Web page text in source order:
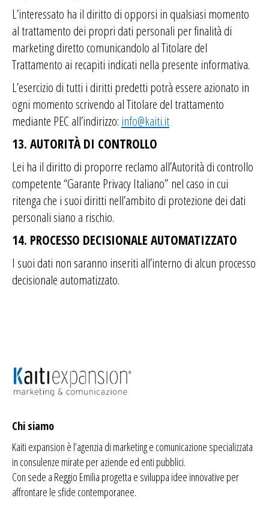
L’interessato ha il diritto di opporsi in qualsiasi momento
al trattamento dei propri dati personali per finalità di
marketing diretto comunicandolo al Titolare del
Trattamento ai recapiti indicati nella presente informativa.
L’esercizio di tutti i diritti predetti potrà essere azionato in
ogni momento scrivendo al Titolare del trattamento
mediante PEC all’indirizzo: info@kaiti.it
13. AUTORITÀ DI CONTROLLO
Lei ha il diritto di proporre reclamo all’Autorità di controllo
competente “Garante Privacy Italiano” nel caso in cui
ritenga che i suoi diritti nell’ambito di protezione dei dati
personali siano a rischio.
14. PROCESSO DECISIONALE AUTOMATIZZATO
I suoi dati non saranno inseriti all’interno di alcun processo
decisionale automatizzato.
Chi siamo
Kaiti expansion è l’agenzia di marketinge comunicazione specializzata
in consulenze mirate per aziende ed enti pubblici.
Con sede a Reggio Emilia progetta e sviluppa idee innovative per
affrontare le sfide contemporanee.